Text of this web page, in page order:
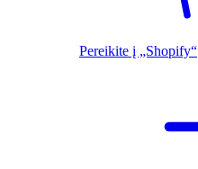
Pereikite į „Shopify“